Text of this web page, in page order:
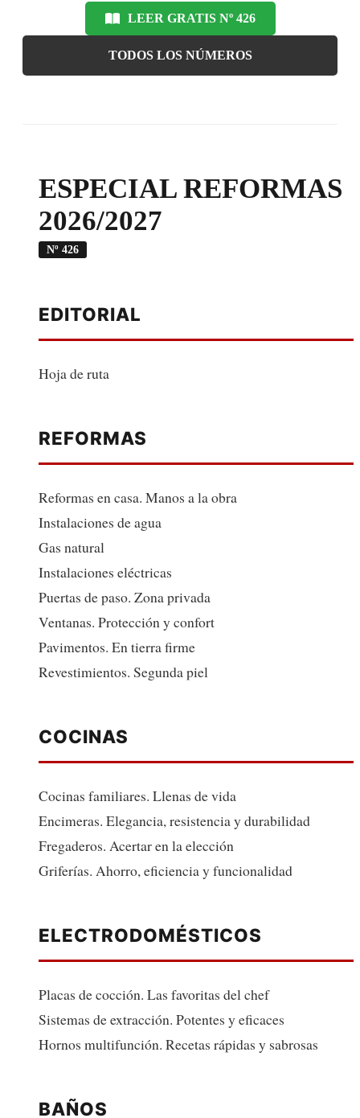
LEER GRATIS Nº 426
TODOS LOS NÚMEROS
ESPECIAL REFORMAS
2026/2027
Nº 426
EDITORIAL
Hoja de ruta
REFORMAS
Reformas en casa. Manos a la obra
Instalaciones de agua
Gas natural
Instalaciones eléctricas
Puertas de paso. Zona privada
Ventanas. Protección y confort
Pavimentos. En tierra firme
Revestimientos. Segunda piel
COCINAS
Cocinas familiares. Llenas de vida
Encimeras. Elegancia, resistencia y durabilidad
Fregaderos. Acertar en la elección
Griferías. Ahorro, eficiencia y funcionalidad
ELECTRODOMÉSTICOS
Placas de cocción. Las favoritas del chef
Sistemas de extracción. Potentes y eficaces
Hornos multifunción. Recetas rápidas y sabrosas
BAÑOS